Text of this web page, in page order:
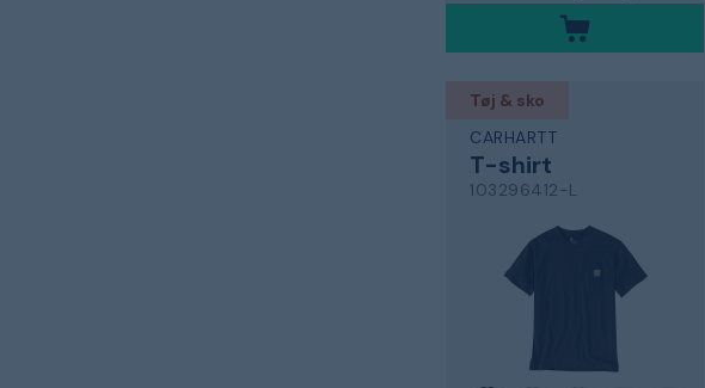
Tøj & sko
CARHARTT
T-shirt
103296412-L